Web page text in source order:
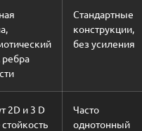
ребра
Стандартные
конструкции,
без усиления
2D и 3 D
Часто
однотонный